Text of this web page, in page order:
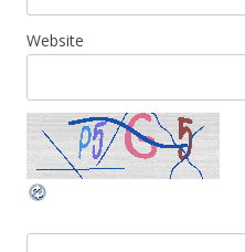
Website